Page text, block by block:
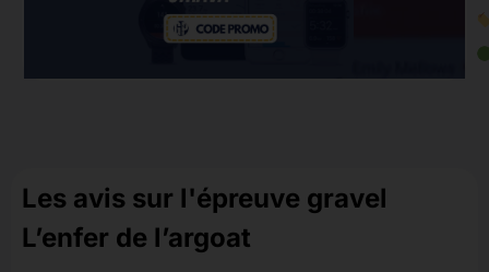
Les avis sur l'épreuve gravel
L’enfer de l’argoat